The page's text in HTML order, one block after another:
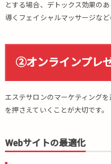
⑤
域
着
取
り
6.
⑥
とする場合、デトックス効果の
導くフェイシャルマッサージなど
②オンラインプレ
エステサロンのマーケティング
を押さえていくことが大切です。
Webサイトの最適化